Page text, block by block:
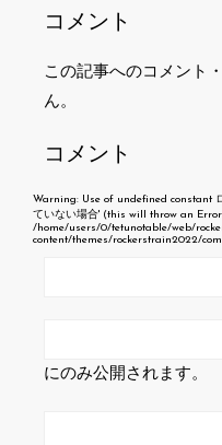
コメント
この記事へのコメント
ん。
コメント
Warning: Use of undefined constant
ていない場合' (this will throw an
/home/users/0/tetunotable/web/
content/themes/rockerstrain2022/
にのみ公開されます。